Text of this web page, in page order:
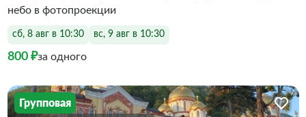
небо в фотопроекции
сб, 8 авг в 10:30 вс, 9 авг в 10:30
800 ₽за одного
Групповая